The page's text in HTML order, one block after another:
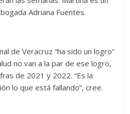
Adriana Fuentes.
de Veracruz “ha sido un logro”
no van a la par de ese logro,
de 2021 y 2022. “Es la
lo que está fallando”, cree.